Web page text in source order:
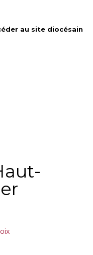
au site diocésain